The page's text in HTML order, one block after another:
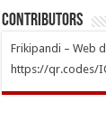
Contributors
Frikipandi – Web
https://qr.codes/